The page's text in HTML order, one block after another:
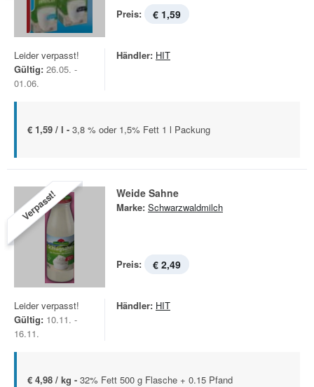
Preis: € 1,59
Leider verpasst!
Gültig: 26.05. -
01.06.
Händler: HIT
€ 1,59 / l - 3,8 % oder 1,5% Fett 1 l Packung
Verpasst! Weide Sahne
Marke: Schwarzwaldmilch
Preis: € 2,49
Leider verpasst!
Gültig: 10.11. -
16.11.
Händler: HIT
€ 4,98 / kg - 32% Fett 500 g Flasche + 0.15 Pfand